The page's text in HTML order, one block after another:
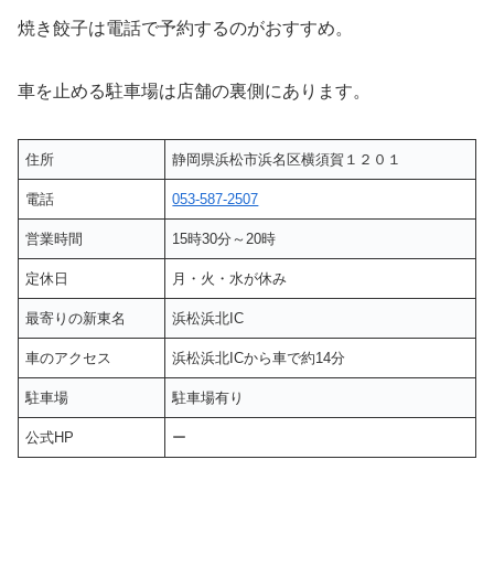
焼き餃子は電話で予約するのがおすすめ。
車を止める駐車場は店舗の裏側にあります。
住所 静岡県浜松市浜名区横須賀１２０１
電話 053-587-2507
営業時間 15時30分～20時
定休日 月・火・水が休み
最寄りの新東名 浜松浜北IC
車のアクセス 浜松浜北ICから車で約14分
駐車場 駐車場有り
公式HP ー